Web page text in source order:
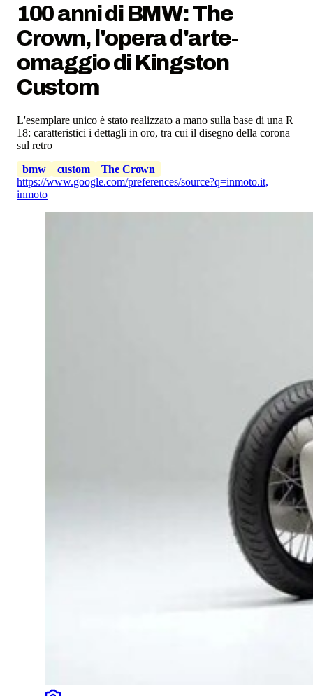
100 anni di BMW: The
Crown, l'opera d'arte-
omaggio di Kingston
Custom
L'esemplare unico è stato realizzato a mano sulla base di una R
18: caratteristici i dettagli in oro, tra cui il disegno della corona
sul retro
bmw
custom
The Crown
https://www.google.com/preferences/source?q=inmoto.it,
inmoto